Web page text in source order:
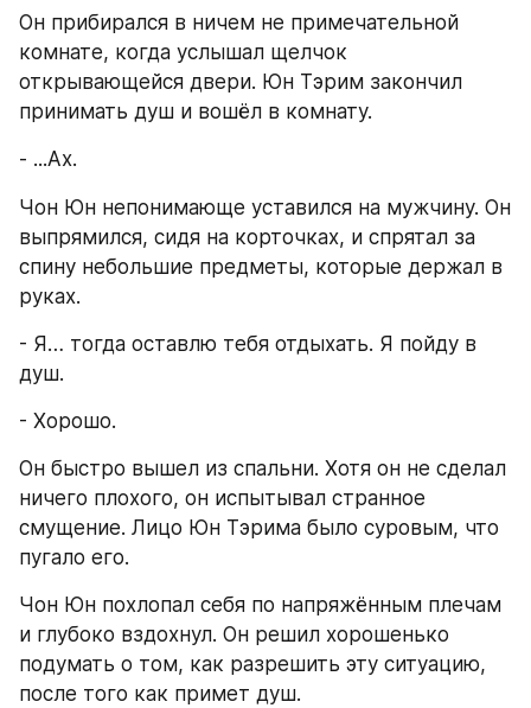
Он прибирался в ничем не примечательной
комнате, когда услышал щелчок
открывающейся двери. Юн Тэрим закончил
принимать душ и вошёл в комнату.
- ...Ах.
Чон Юн непонимающе уставился на мужчину. Он
выпрямился, сидя на корточках, и спрятал за
спину небольшие предметы, которые держал в
руках.
- Я… тогда оставлю тебя отдыхать. Я пойду в
душ.
- Хорошо.
Он быстро вышел из спальни. Хотя он не сделал
ничего плохого, он испытывал странное
смущение. Лицо Юн Тэрима было суровым, что
пугало его.
Чон Юн похлопал себя по напряжённым плечам
и глубоко вздохнул. Он решил хорошенько
подумать о том, как разрешить эту ситуацию,
после того как примет душ.